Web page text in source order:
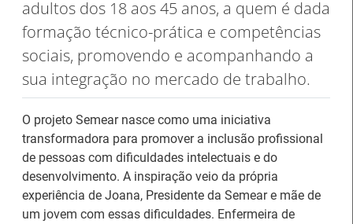
Destaques / Notícias
Barómetro do Mercado de Trabalho
Europeu mantém-se estável em julho
adultos dos 18 aos 45 anos, a quem é dada
formação técnico-prática e competências
sociais, promovendo e acompanhando a
sua integração no mercado de trabalho.
O projeto Semear nasce como uma iniciativa
transformadora para promover a inclusão profissional
de pessoas com dificuldades intelectuais e do
desenvolvimento. A inspiração veio da própria
experiência de Joana, Presidente da Semear e mãe de
um jovem com essas dificuldades. Enfermeira de